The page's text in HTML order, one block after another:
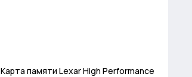
Карта памяти Lexar High Performance